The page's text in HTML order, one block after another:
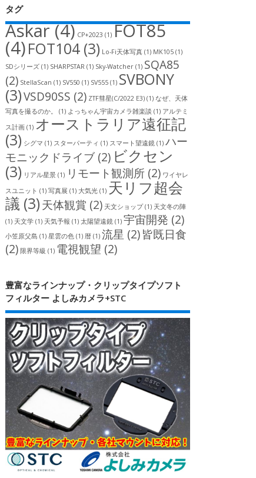
タグ
Askar(4) CP+2023 (1) FOT85
(4)FOT104 (3) Lo-Fi天体写真 (1) MK105 (1)
SDシリーズ (1) SHARPSTAR (1) Sky-Watcher (1) SQA85
(2) StellaScan (1) SV550 (1) SV555 (1) SVBONY
(3)VSD90SS (2) ZTF彗星(C/2022 E3) (1) なぜ、天体
写真を撮るのか。
(1) よっちゃん宇宙カメラ雑楽談 (1) アルテミ
ス計画 (1) オーストラリア遠征記
(3) シグマ (1) スターパーティ (1) スマート望遠鏡 (1) ハー
モニックドライブ (2) ビクセン
(3) リアル星景 (1) リモート観測所 (2) ワイヤレ
スユニット (1) 写真展 (1) 大気光 (1) 天リフ超会
議 (3)天体観賞 (2) 天文ショップ(1) 天文冬の陣
(1) 天文学 (1) 天気予報 (1) 太陽望遠鏡 (1) 宇宙開発 (2)
小笠原父島 (1) 星雲の色 (1) 暦 (1) 流星 (2)皆既日食
(2) 限界等級 (1) 電視観望 (2)
豊富なラインナップ・クリップタイプソフト
フィルター よしみカメラ+STC